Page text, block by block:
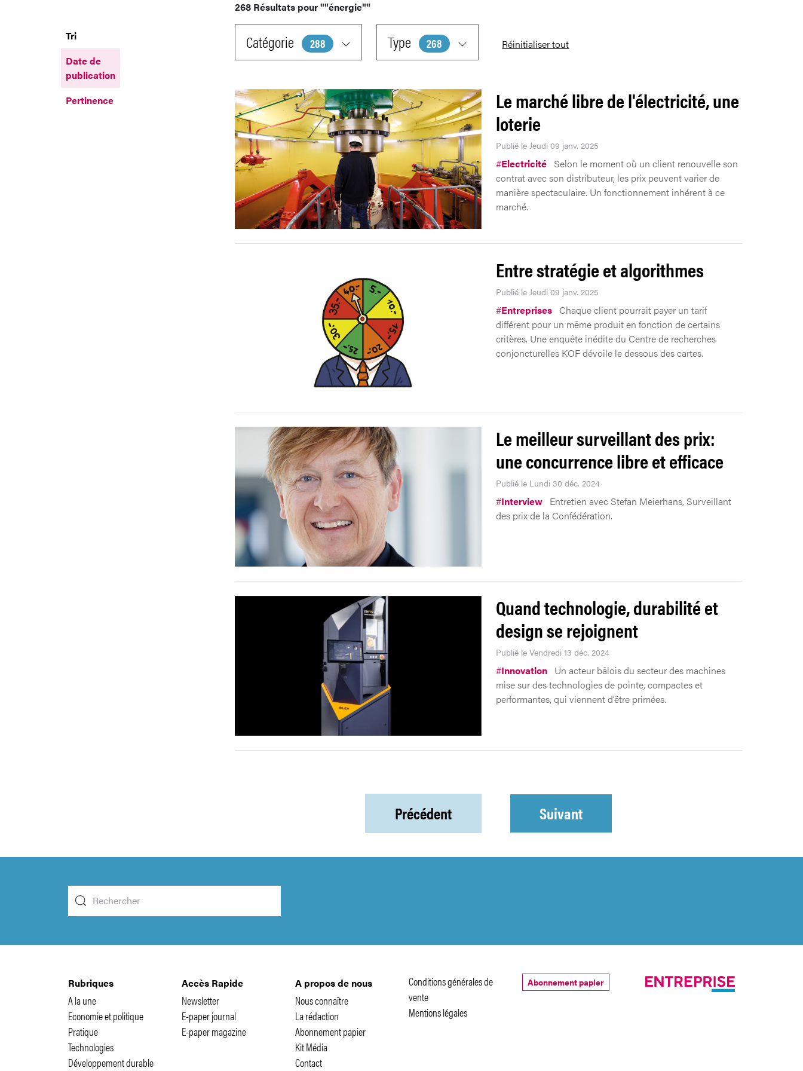
268 Résultats pour""énergie""
Tri
Date de
publication
Pertinence
Catégorie 288 Type 268 Réinitialiser tout
Le marché libre de l'électricité, une
loterie
Publié le Jeudi 09 janv. 2025
#Electricité Selon le moment où un client renouvelle son
contrat avec son distributeur, les prix peuvent varier de
manière spectaculaire. Un fonctionnement inhérent à ce
marché.
Entre stratégie et algorithmes
Publié le Jeudi 09 janv. 2025
#Entreprises Chaque client pourrait payer un tarif
différent pour un même produit en fonction de certains
critères. Une enquête inédite du Centre de recherches
conjoncturelles KOF dévoile le dessous des cartes.
Le meilleur surveillant des prix:
une concurrence libre et efficace
Publié le Lundi 30 déc. 2024
#Interview Entretien avec Stefan Meierhans, Surveillant
des prix de la Confédération.
Quand technologie, durabilité et
design se rejoignent
Publié le Vendredi 13 déc. 2024
#Innovation Un acteur bâlois du secteur des machines
mise sur des technologies de pointe, compactes et
performantes, qui viennent d’être primées.
Précédent Suivant
Rubriques
A la une
Economie et politique
Pratique
Technologies
Développement durable
Accès Rapide
Newsletter
E-paper journal
E-paper magazine
A propos de nous
Nous connaître
La rédaction
Abonnement papier
Kit Média
Contact
Conditions générales de
vente
Mentions légales
Abonnement papier